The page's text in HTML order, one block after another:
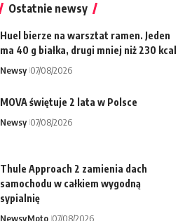
Ostatnie newsy
Huel bierze na warsztat ramen. Jeden
ma 40 g białka, drugi mniej niż 230 kcal
Newsy 07/08/2026
MOVA świętuje 2 lata w Polsce
Newsy 07/08/2026
Thule Approach 2 zamienia dach
samochodu w całkiem wygodną
sypialnię
NewsyMoto 07/08/2026